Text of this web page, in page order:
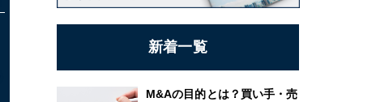
新着一覧
M&Aの目的とは？買い手・売